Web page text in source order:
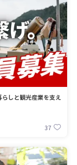
しと観光産業を支え
37